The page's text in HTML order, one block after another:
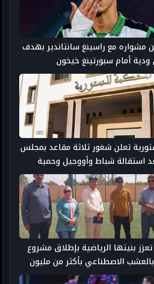
مشواره مع راسينغ سانتاندير بهدف
أمام سبورتينغ خيخون
تعلن شغور ثلاثة مقاعد بمجلس
استقالة شباط وأووجيل وحمية
بنيتها الرياضية بإطلاق مشروع
الاصطناعي بأكثر من مليون
درهم